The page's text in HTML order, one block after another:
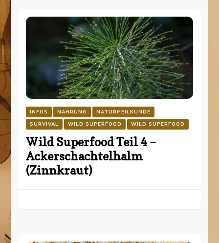
INFOS NAHRUNG
NATURHEILKUNDE
SURVIVAL
WILD SUPERFOOD WILD SUPERFOOD
Wild Superfood Teil 4 –
Ackerschachtelhalm
(Zinnkraut)